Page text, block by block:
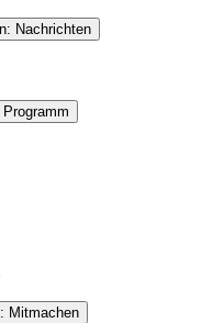
Nachrichten
Mitmachen